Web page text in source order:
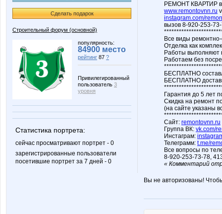
Сделать подарок
Строительный форум (основной)
популярность:
84900 место
рейтинг 87 ?
Привилегированный
пользователь 3
уровня
Статистика портрета:
сейчас просматривают портрет - 0
зарегистрированные пользователи
посетившие портрет за 7 дней - 0
РЕМОНТ КВАРТИР в
www.remontovnn.ru
instagram.com/
вызов 8-920-253-
Все виды ремонтно-
Отделка как
Работы выполняют
Работаем без
БЕСПЛАТНО
БЕСПЛАТНО
Гарантия до 5 лет
Скидка на ремонт
(на сайте указаны
Сайт: remontovnn.ru
Группа ВК: vk.com/
Инстаграм:
Телеграмм: t.me/
Все вопросы по
8-920-253-73-78,
« Комментарий
Вы не авторизованы!